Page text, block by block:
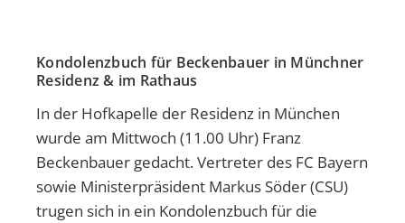
Kondolenzbuch für Beckenbauer in Münchner
Residenz & im Rathaus
In der Hofkapelle der Residenz in München
wurde am Mittwoch (11.00 Uhr) Franz
Beckenbauer gedacht. Vertreter des FC Bayern
sowie Ministerpräsident Markus Söder (CSU)
trugen sich in ein Kondolenzbuch für die